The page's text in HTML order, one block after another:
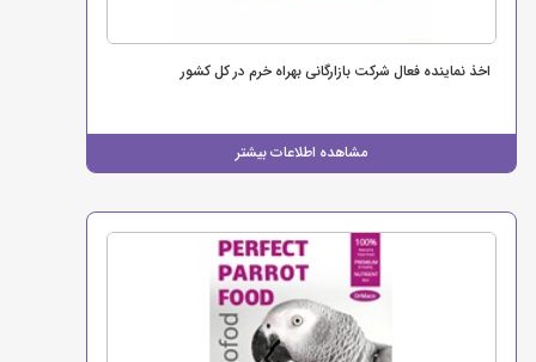
اخذ نماینده فعال شرکت بازارگانی بهراه خرم در کل کشور
مشاهده اطلاعات بیشتر